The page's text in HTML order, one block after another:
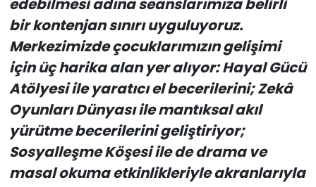
edebilmesi adına seanslarımıza belirli
bir kontenjan sınırı uyguluyoruz.
Merkezimizde çocuklarımızın gelişimi
için üç harika alan yer alıyor: Hayal Gücü
Atölyesi ile yaratıcı el becerilerini; Zekâ
Oyunları Dünyası ile mantıksal akıl
yürütme becerilerini geliştiriyor;
Sosyalleşme Köşesi ile de drama ve
masal okuma etkinlikleriyle akranlarıyla